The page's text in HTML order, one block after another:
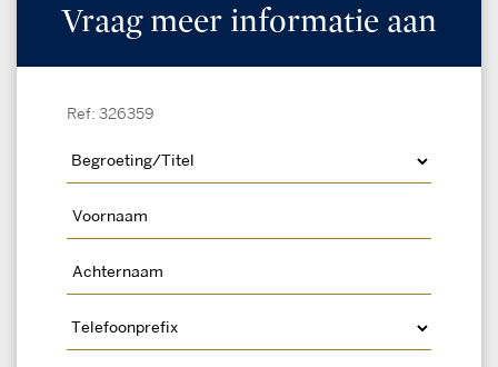
Vraag meer informatie aan
Ref: 326359